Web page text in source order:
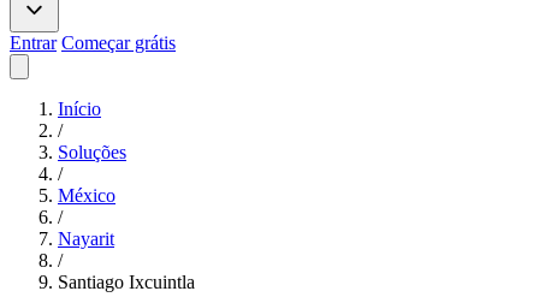
Entrar Começar grátis
Início
/
Soluções
/
México
/
Nayarit
/
Santiago Ixcuintla